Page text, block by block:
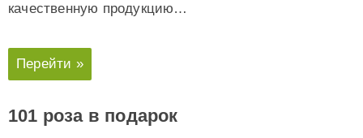
качественную продукцию…
Перейти »
101 роза в подарок